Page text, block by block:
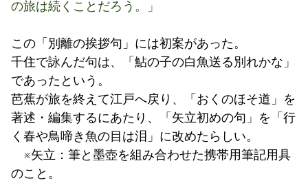
の旅は続くことだろう。」
この「別離の挨拶句」には初案があった。
千住で詠んだ句は、「鮎の子の白魚送る別れかな」
であったという。
芭蕉が旅を終えて江戸へ戻り、「おくのほそ道」を
著述・編集するにあたり、「矢立初めの句」を「行
く春や鳥啼き魚の目は泪」に改めたらしい。
※矢立：筆と墨壺を組み合わせた携帯用筆記用具
のこと。